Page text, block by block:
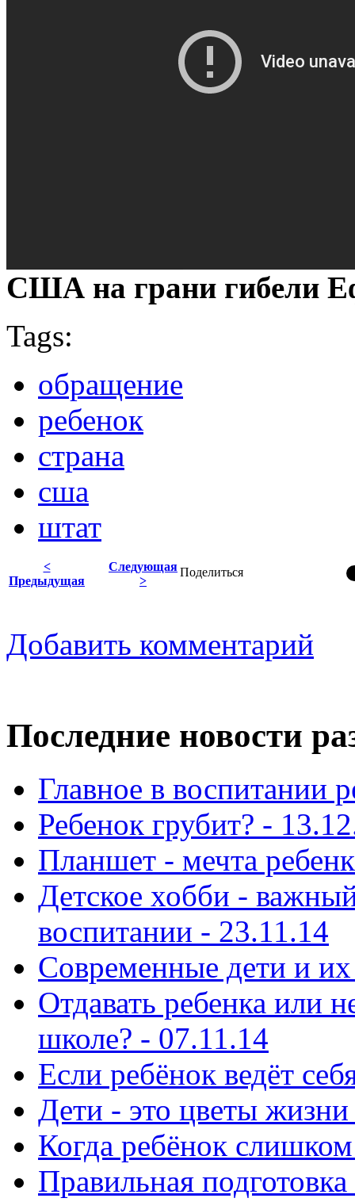
США на грани гибели
Tags:
обращение
ребенок
страна
сша
штат
Поделиться
<
Предыдущая
Следующая
>
Добавить комментарий
Последние новости
Главное в воспитании
Ребенок грубит? -
Планшет - мечта
Детское хобби -
воспитании - 23.11.14
Современные дети и
Отдавать ребенка или
школе? - 07.11.14
Если ребёнок ведёт
Дети - это цветы
Когда ребёнок
Правильная